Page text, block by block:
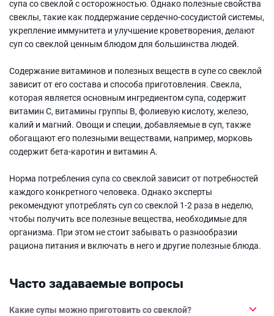
супа со свеклой с осторожностью. Однако полезные свойства
свеклы, такие как поддержание сердечно-сосудистой системы,
укрепление иммунитета и улучшение кроветворения, делают
суп со свеклой ценным блюдом для большинства людей.
Содержание витаминов и полезных веществ в супе со свеклой
зависит от его состава и способа приготовления. Свекла,
которая является основным ингредиентом супа, содержит
витамин С, витамины группы В, фолиевую кислоту, железо,
калий и магний. Овощи и специи, добавляемые в суп, также
обогащают его полезными веществами, например, морковь
содержит бета-каротин и витамин А.
Норма потребления супа со свеклой зависит от потребностей
каждого конкретного человека. Однако эксперты
рекомендуют употреблять суп со свеклой 1-2 раза в неделю,
чтобы получить все полезные вещества, необходимые для
организма. При этом не стоит забывать о разнообразии
рациона питания и включать в него и другие полезные блюда.
Часто задаваемые вопросы
Какие супы можно приготовить со свеклой?